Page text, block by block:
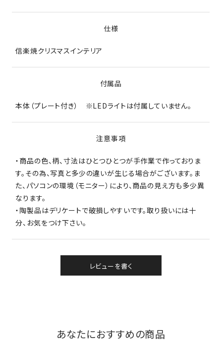
仕様
信楽焼クリスマスインテリア
付属品
本体（プレート付き） ※LEDライトは付属していません。
注意事項
・商品の色、柄、寸法はひとつひとつが手作業で作っておりま
す。その為、写真と多少の違いが生じる場合がございます。ま
た、パソコンの環境（モニター）により、商品の見え方も多少異
なります。
・陶製品はデリケートで破損しやすいです。取り扱いには十
分、お気をつけ下さい。
レビューを書く
あなたにおすすめの商品